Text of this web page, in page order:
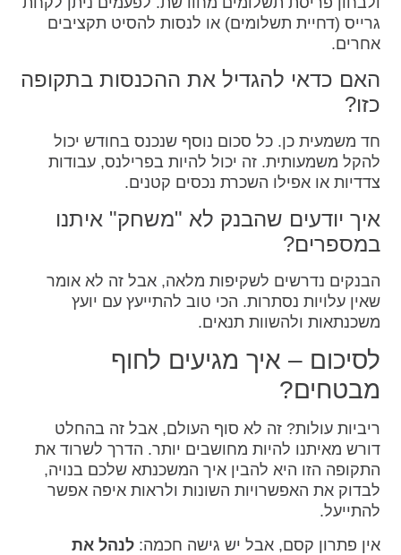
גרייס (דחיית תשלומים) או לנסות להסיט תקציבים
אחרים.
האם כדאי להגדיל את ההכנסות בתקופה
כזו?
חד משמעית כן. כל סכום נוסף שנכנס בחודש יכול
להקל משמעותית. זה יכול להיות בפרילנס, עבודות
צדדיות או אפילו השכרת נכסים קטנים.
איך יודעים שהבנק לא "משחק" איתנו
במספרים?
הבנקים נדרשים לשקיפות מלאה, אבל זה לא אומר
שאין עלויות נסתרות. הכי טוב להתייעץ עם יועץ
משכנתאות ולהשוות תנאים.
לסיכום – איך מגיעים לחוף
מבטחים?
ריביות עולות? זה לא סוף העולם, אבל זה בהחלט
דורש מאיתנו להיות מחושבים יותר. הדרך לשרוד את
התקופה הזו היא להבין איך המשכנתא שלכם בנויה,
לבדוק את האפשרויות השונות ולראות איפה אפשר
להתייעל.
אין פתרון קסם, אבל יש גישה חכמה: לנהל את